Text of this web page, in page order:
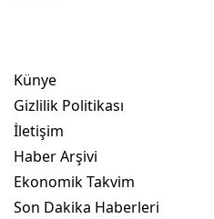
Künye
Gizlilik Politikası
İletişim
Haber Arşivi
Ekonomik Takvim
Son Dakika Haberleri